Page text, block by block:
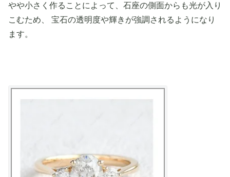
やや小さく作ることによって、石座の側面からも光が入り
こむため、 宝石の透明度や輝きが強調されるようになり
ます。